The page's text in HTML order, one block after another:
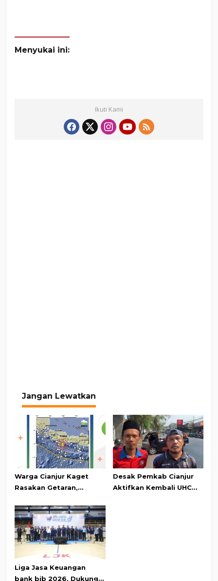
Menyukai ini:
Ikuti Kami
Jangan Lewatkan
Warga Cianjur Kaget
Rasakan Getaran,
Berpusat di
Pangandaran
Desak Pemkab Cianjur
Aktifkan Kembali UHC
Liga Jasa Keuangan
bank bjb 2026, Dukung